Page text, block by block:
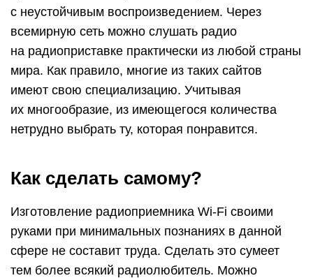
с неустойчивым воспроизведением. Через
всемирную сеть можно слушать радио
на радиоприставке практически из любой страны
мира. Как правило, многие из таких сайтов
имеют свою специализацию. Учитывая
их многообразие, из имеющегося количества
нетрудно выбрать ту, которая понравится.
Как сделать самому?
Изготовление радиоприемника Wi-Fi своими
руками при минимальных познаниях в данной
сфере не составит труда. Сделать это сумеет
тем более всякий радиолюбитель. Можно